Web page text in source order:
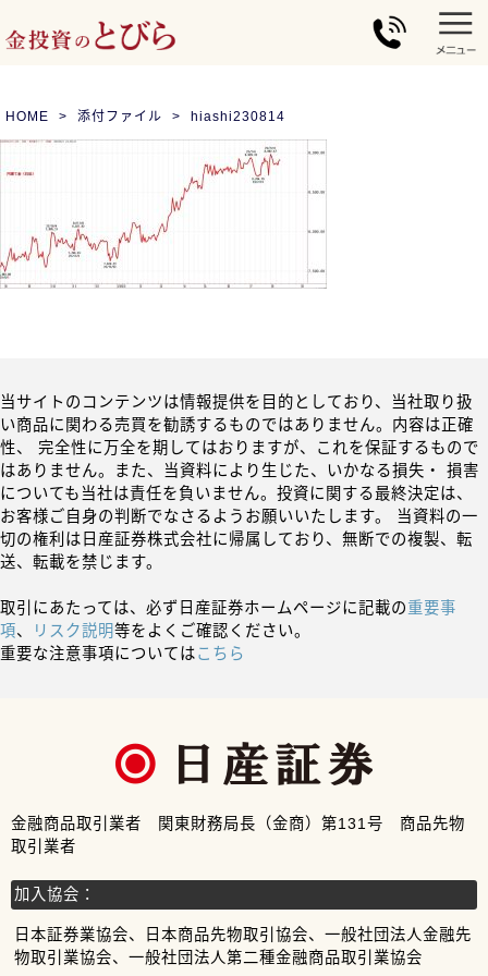
HOME 添付ファイル hiashi230814
当サイトのコンテンツは情報提供を目的としており、当社取り扱
い商品に関わる売買を勧誘するものではありません。内容は正確
性、 完全性に万全を期してはおりますが、これを保証するもので
はありません。また、当資料により生じた、いかなる損失・ 損害
についても当社は責任を負いません。投資に関する最終決定は、
お客様ご自身の判断でなさるようお願いいたします。 当資料の一
切の権利は日産証券株式会社に帰属しており、無断での複製、転
送、転載を禁じます。
取引にあたっては、必ず日産証券ホームページに記載の重要事
項、 リスク説明等をよくご確認ください。
重要な注意事項についてはこちら
金融商品取引業者 関東財務局長（金商）第131号 商品先物
取引業者
加入協会：
日本証券業協会、日本商品先物取引協会、一般社団法人金融先
物取引業協会、一般社団法人第二種金融商品取引業協会